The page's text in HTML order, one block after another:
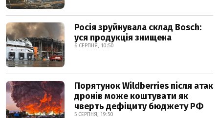
Росія зруйнувала склад Bosch:
уся продукція знищена
6 СЕРПНЯ, 10:50
Порятунок Wildberries після атак
дронів може коштувати як
чверть дефіциту бюджету РФ
5 СЕРПНЯ, 19:50